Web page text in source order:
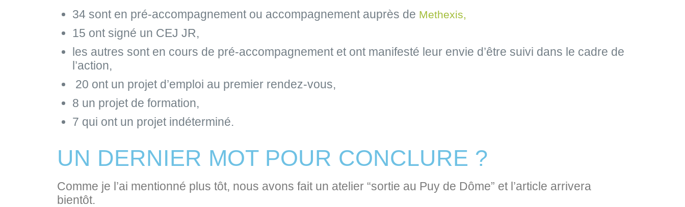
34 sont en pré-accompagnement ou accompagnement auprès de Methexis,
15 ont signé un CEJ JR,
les autres sont en cours de pré-accompagnement et ont manifesté leur envie d’être suivi dans le cadre de
l’action,
20 ont un projet d’emploi au premier rendez-vous,
8 un projet de formation,
7 qui ont un projet indéterminé.
UN DERNIER MOT POUR CONCLURE ?
Comme je l’ai mentionné plus tôt, nous avons fait un atelier “sortie au Puy de Dôme” et l’article arrivera
bientôt.